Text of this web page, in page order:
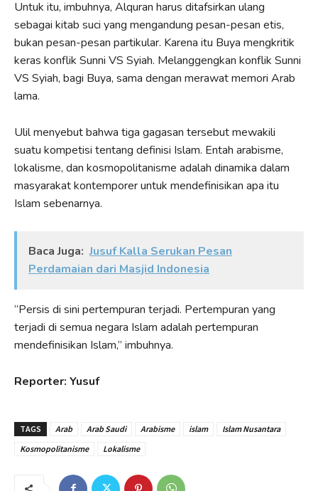
Untuk itu, imbuhnya, Alquran harus ditafsirkan ulang
sebagai kitab suci yang mengandung pesan-pesan etis,
bukan pesan-pesan partikular. Karena itu Buya mengkritik
keras konflik Sunni VS Syiah. Melanggengkan konflik Sunni
VS Syiah, bagi Buya, sama dengan merawat memori Arab
lama.
Ulil menyebut bahwa tiga gagasan tersebut mewakili
suatu kompetisi tentang definisi Islam. Entah arabisme,
lokalisme, dan kosmopolitanisme adalah dinamika dalam
masyarakat kontemporer untuk mendefinisikan apa itu
Islam sebenarnya.
Baca Juga: Jusuf Kalla Serukan Pesan
Perdamaian dari Masjid Indonesia
“Persis di sini pertempuran terjadi. Pertempuran yang
terjadi di semua negara Islam adalah pertempuran
mendefinisikan Islam,” imbuhnya.
Reporter: Yusuf
TAGS Arab Arab Saudi Arabisme islam
Islam Nusantara
Kosmopolitanisme
Lokalisme